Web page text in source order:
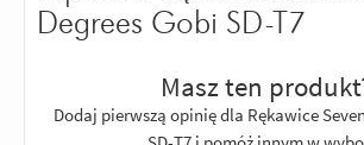
Degrees Gobi SD-T7
Masz ten
Dodaj pierwszą opinię dla Rękawice